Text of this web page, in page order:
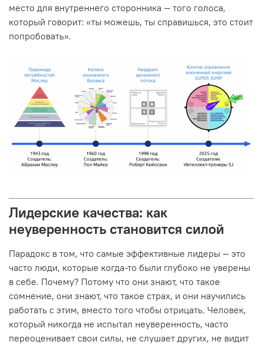
место для внутреннего сторонника — того голоса,
который говорит: «ты можешь, ты справишься, это стоит
попробовать».
Лидерские качества: как
неуверенность становится силой
Парадокс в том, что самые эффективные лидеры — это
часто люди, которые когда-то были глубоко не уверены
в себе. Почему? Потому что они знают, что такое
сомнение, они знают, что такое страх, и они научились
работать с этим, вместо того чтобы отрицать. Человек,
который никогда не испытал неуверенность, часто
переоценивает свои силы, не слушает других, не видит